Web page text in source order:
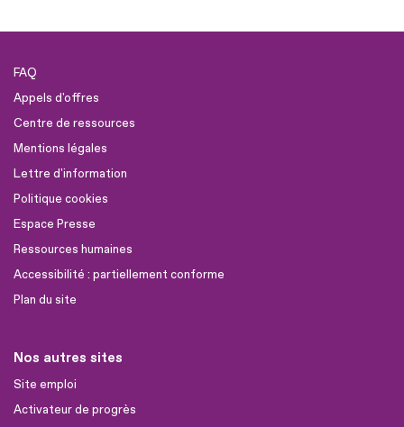
FAQ
Appels d'offres
Centre de ressources
Mentions légales
Lettre d'information
Politique cookies
Espace Presse
Ressources humaines
Accessibilité : partiellement conforme
Plan du site
Nos autres sites
Site emploi
Activateur de progrès